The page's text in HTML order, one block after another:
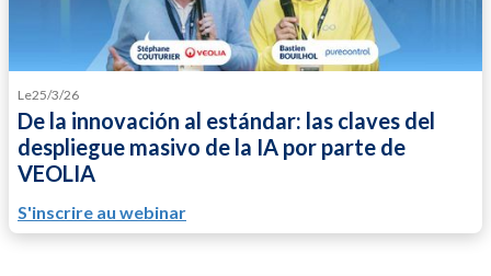
Le25/3/26
De la innovación al estándar: las claves del
despliegue masivo de la IA por parte de
VEOLIA
S'inscrire au webinar